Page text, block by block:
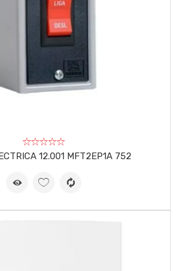
12.001 MFT2EP1A 752